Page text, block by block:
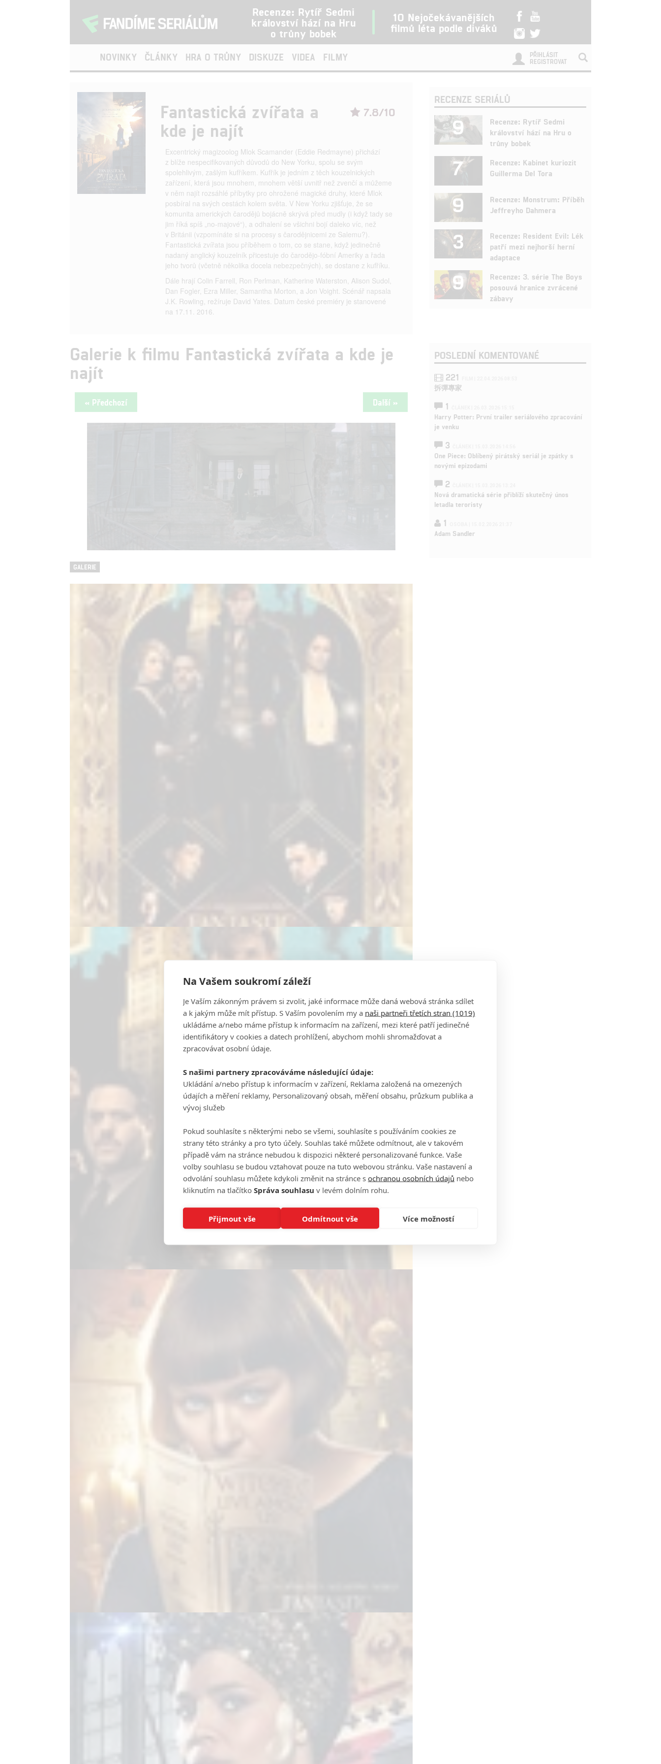
Recenze: Rytíř Sedmi
království hází na Hru
o trůny bobek
10 Nejočekávanějších
filmů léta podle diváků
NOVINKY ČLÁNKY HRA O TRŮNY DISKUZE VIDEA FILMY
PŘIHLÁSIT
REGISTROVAT
7.8/10
Fantastická zvířata a
kde je najít
Excentrický magizoolog Mlok Scamander (Eddie Redmayne) přichází
z blíže nespecifikovaných důvodů do New Yorku, spolu se svým
spolehlivým, zašlým kufříkem. Kufřík je jedním z těch kouzelnických
zařízení, která jsou mnohem, mnohem větší uvnitř než zvenčí a můžeme
v něm najít rozsáhlé příbytky pro ohrožené magické druhy, které Mlok
posbíral na svých cestách kolem světa. V New Yorku zjišťuje, že se
komunita amerických čarodějů bojácně skrývá před mudly (i když tady se
jim říká spíš „no-majové“), a odhalení se všichni bojí daleko víc, než
v Británii (vzpomínáte si na procesy s čarodějnicemi ze Salemu?).
Fantastická zvířata jsou příběhem o tom, co se stane, když jedinečně
nadaný anglický kouzelník přicestuje do čarodějo-fóbní Ameriky a řada
jeho tvorů (včetně několika docela nebezpečných), se dostane z kufříku.
Dále hrají Colin Farrell, Ron Perlman, Katherine Waterston, Alison Sudol,
Dan Fogler, Ezra Miller, Samantha Morton, a Jon Voight. Scénář napsala
J.K. Rowling, režíruje David Yates. Datum české premiéry je stanovené
na 17.11. 2016.
Galerie k filmu Fantastická zvířata a kde je
najít
« Předchozí Další »
GALERIE
RECENZE SERIÁLŮ
9
Recenze: Rytíř Sedmi
království hází na Hru o
trůny bobek
7
Recenze: Kabinet kuriozit
Guillerma Del Tora
9
Recenze: Monstrum: Příběh
Jeffreyho Dahmera
3
Recenze: Resident Evil: Lék
patří mezi nejhorší herní
adaptace
9
Recenze: 3. série The Boys
posouvá hranice zvrácené
zábavy
POSLEDNÍ KOMENTOVANÉ
221
拆彈專家
1
Harry Potter: První trailer seriálového zpracování
je venku
3
One Piece: Oblíbený pirátský seriál je zpátky s
novými epizodami
2
Nová dramatická série přiblíží skutečný únos
letadla teroristy
1
Adam Sandler
Na Vašem soukromí záleží
Je Vaším zákonným právem si zvolit, jaké informace může daná webová stránka sdílet
a k jakým může mít přístup. S Vaším povolením my a naši partneři třetích stran (1019)
ukládáme a/nebo máme přístup k informacím na zařízení, mezi které patří jedinečné
identifikátory v cookies a datech prohlížení, abychom mohli shromažďovat a
zpracovávat osobní údaje.
S našimi partnery zpracováváme následující údaje:
Ukládání a/nebo přístup k informacím v zařízení, Reklama založená na omezených
údajích a měření reklamy, Personalizovaný obsah, měření obsahu, průzkum publika a
vývoj služeb
Pokud souhlasíte s některými nebo se všemi, souhlasíte s používáním cookies ze
strany této stránky a pro tyto účely. Souhlas také můžete odmítnout, ale v takovém
případě vám na stránce nebudou k dispozici některé personalizované funkce. Vaše
volby souhlasu se budou vztahovat pouze na tuto webovou stránku. Vaše nastavení a
odvolání souhlasu můžete kdykoli změnit na stránce s ochranou osobních údajů nebo
kliknutím na tlačítko Správa souhlasu v levém dolním rohu.
Přijmout vše Odmítnout vše Více možností